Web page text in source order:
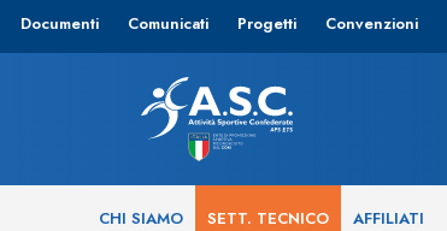
Documenti Comunicati Progetti Convenzioni
CHI SIAMO SETT. TECNICO AFFILIATI